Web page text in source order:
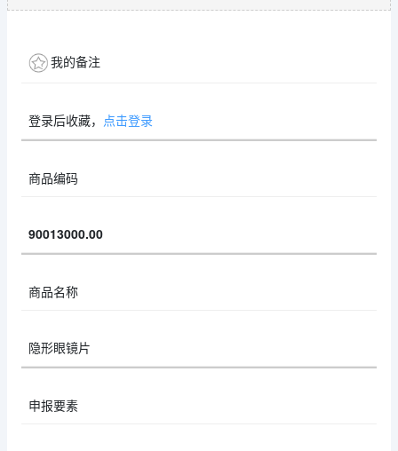
我的备注
登录后收藏， 点击登录
商品编码
90013000.00
商品名称
隐形眼镜片
申报要素